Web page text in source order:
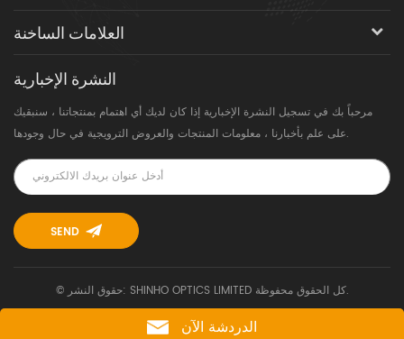
العلامات الساخنة
النشرة الإخبارية
مرحباً بك في تسجيل النشرة الإخبارية إذا كان لديك أي اهتمام بمنتجاتنا ، سنبقيك
على علم بأخبارنا ، معلومات المنتجات والعروض الترويجية في حال وجودها.
© حقوق النشر: SHINHO OPTICS LIMITED كل الحقوق محفوظة.
الدردشة الآن